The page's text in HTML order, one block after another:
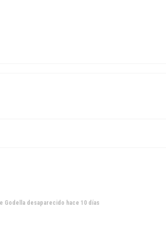
Godella desaparecido hace 10 días